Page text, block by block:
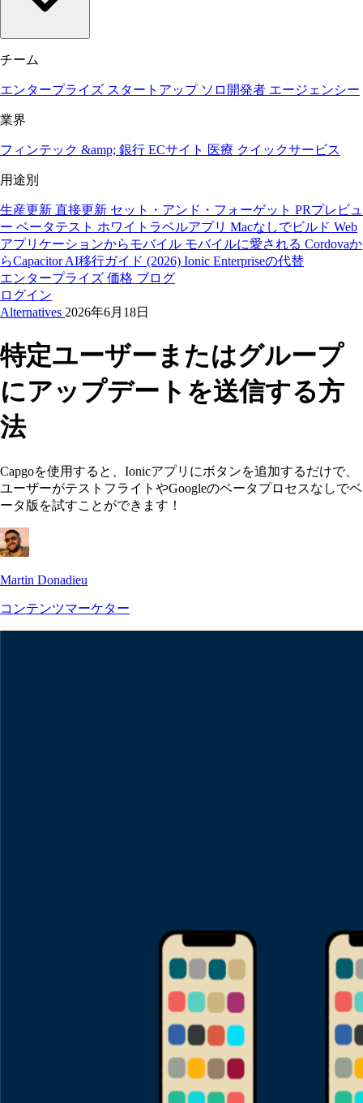
チーム
エンタープライズ スタートアップ ソロ開発者 エージェンシー
業界
フィンテック &amp; 銀行 ECサイト 医療 クイックサービス
用途別
生産更新 直接更新 セット・アンド・フォーゲット PRプレビュ
ー ベータテスト ホワイトラベルアプリ Macなしでビルド Web
アプリケーションからモバイル モバイルに愛される Cordovaか
らCapacitorAI移行ガイド (2026) Ionic Enterpriseの代替
エンタープライズ 価格 ブログ
ログイン
Alternatives 2026年6月18日
特定ユーザーまたはグループ
にアップデートを送信する方
法
Capgoを使用すると、Ionicアプリにボタンを追加するだけで、
ユーザーがテストフライトやGoogleのベータプロセスなしでベ
ータ版を試すことができます！
Martin Donadieu
コンテンツマーケター